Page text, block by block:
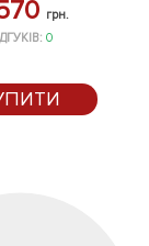
грн.
0